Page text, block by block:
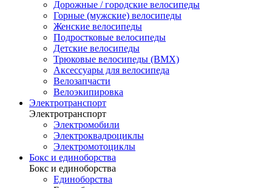
Дорожные / городские велосипеды
Горные (мужские) велосипеды
Женские велосипеды
Подростковые велосипеды
Детские велосипеды
Трюковые велосипеды (BMX)
Аксессуары для велосипеда
Велозапчасти
Велоэкипировка
Электротранспорт
Электротранспорт
Электромобили
Электроквадроциклы
Электромотоциклы
Бокс и единоборства
Бокс и единоборства
Единоборства